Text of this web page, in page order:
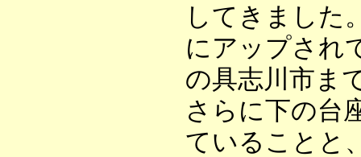
してきました
にアップされ
の具志川市ま
さらに下の台
ていることと